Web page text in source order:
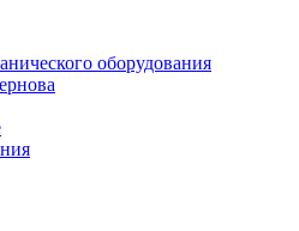
оборудования